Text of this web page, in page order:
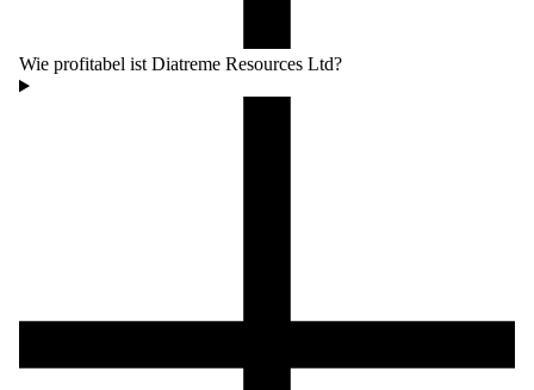
Wie profitabel ist Diatreme Resources Ltd?